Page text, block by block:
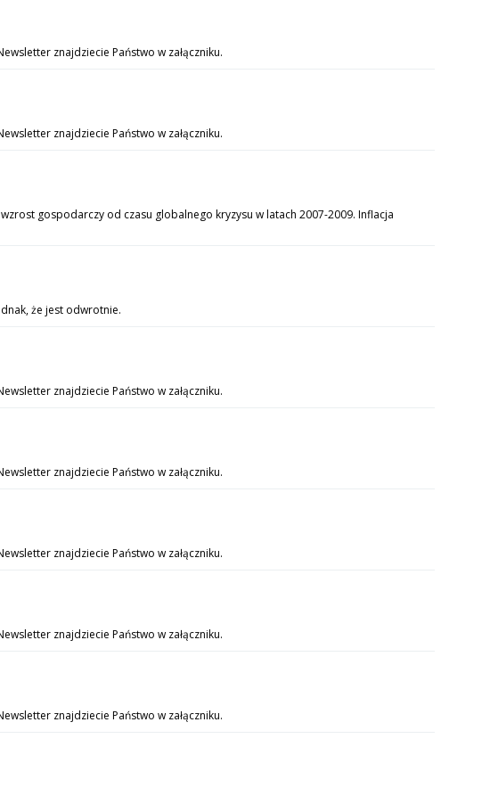
znajdziecie Państwo w załączniku.
znajdziecie Państwo w załączniku.
gospodarczy od czasu globalnego kryzysu w latach 2007-2009. Inflacja
że jest odwrotnie.
znajdziecie Państwo w załączniku.
znajdziecie Państwo w załączniku.
znajdziecie Państwo w załączniku.
znajdziecie Państwo w załączniku.
znajdziecie Państwo w załączniku.